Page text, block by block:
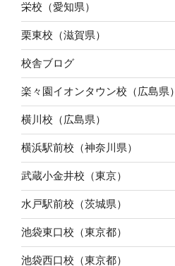
栄校（愛知県）
栗東校（滋賀県）
校舎ブログ
楽々園イオンタウン校（広島県）
横川校（広島県）
横浜駅前校（神奈川県）
武蔵小金井校（東京）
水戸駅前校（茨城県）
池袋東口校（東京都）
池袋西口校（東京都）